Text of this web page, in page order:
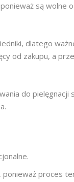
są wolne
dlatego
od zakupu, a
do pielęgnacji
ponieważ proces